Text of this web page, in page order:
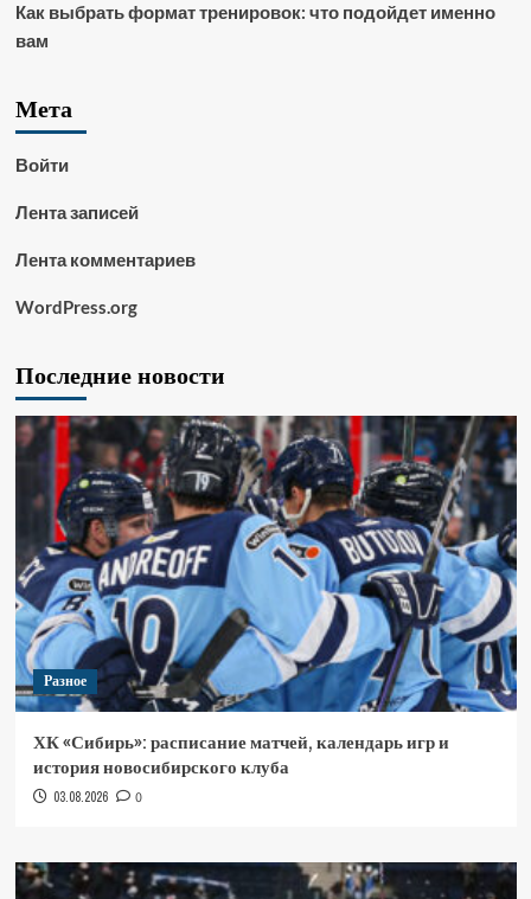
Как выбрать формат тренировок: что подойдет именно
вам
Мета
Войти
Лента записей
Лента комментариев
WordPress.org
Последние новости
Разное
ХК «Сибирь»: расписание матчей, календарь игр и
история новосибирского клуба
03.08.2026 0